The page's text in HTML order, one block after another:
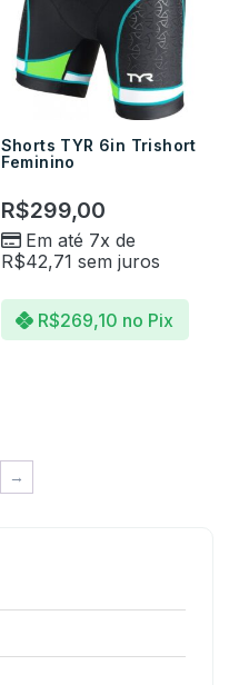
Shorts TYR 6in Trishort
Feminino
R$299,00
Em até 7x de
R$42,71 sem juros
R$269,10 no Pix
→